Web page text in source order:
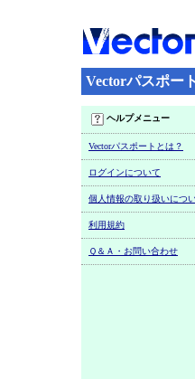
Vectorパスポー
ヘルプメニュー
Vectorパスポートとは？
ログインについて
個人情報の取り扱いにつ
利用規約
Ｑ＆Ａ・お問い合わせ